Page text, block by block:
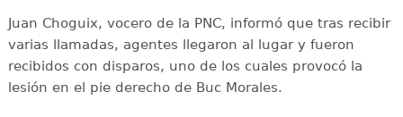
Juan Choguix, vocero de la PNC, informó que tras recibir
varias llamadas, agentes llegaron al lugar y fueron
recibidos con disparos, uno de los cuales provocó la
lesión en el pie derecho de Buc Morales.